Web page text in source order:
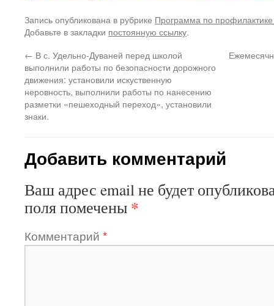
Запись опубликована в рубрике Программа по
Добавьте в закладки постоянную ссылку.
← В с. Удельно-Дуваней перед школой
выполнили работы по безопасности дорожного
движения: установили искуственную
неровность, выполнили работы по нанесению
разметки «пешеходный переход», установили
знаки.
Добавить комментарий
Ваш адрес email не будет
поля помечены *
Комментарий *